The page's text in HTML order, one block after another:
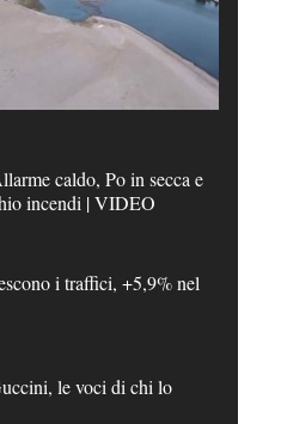
caldo, Po in secca e
incendi | VIDEO
i traffici, +5,9% nel
le voci di chi lo